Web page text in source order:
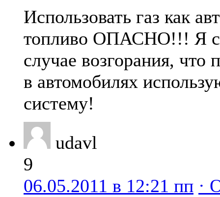
Использовать газ как
топливо ОПАСНО!!! Я
случае возгорания, что
в автомобилях
систему!
udavl
9
06.05.2011 в 12:21 пп ·